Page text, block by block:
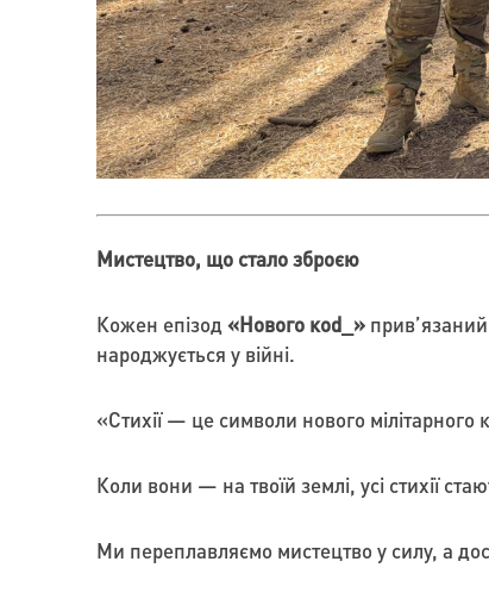
Мистецтво, що стало зброєю
Кожен епізод «Нового коd_»прив’язаний
народжується у війні.
«Стихії — це символи нового мілітарного
Коли вони — на твоїй землі, усі стихії
Ми переплавляємо мистецтво у силу, а